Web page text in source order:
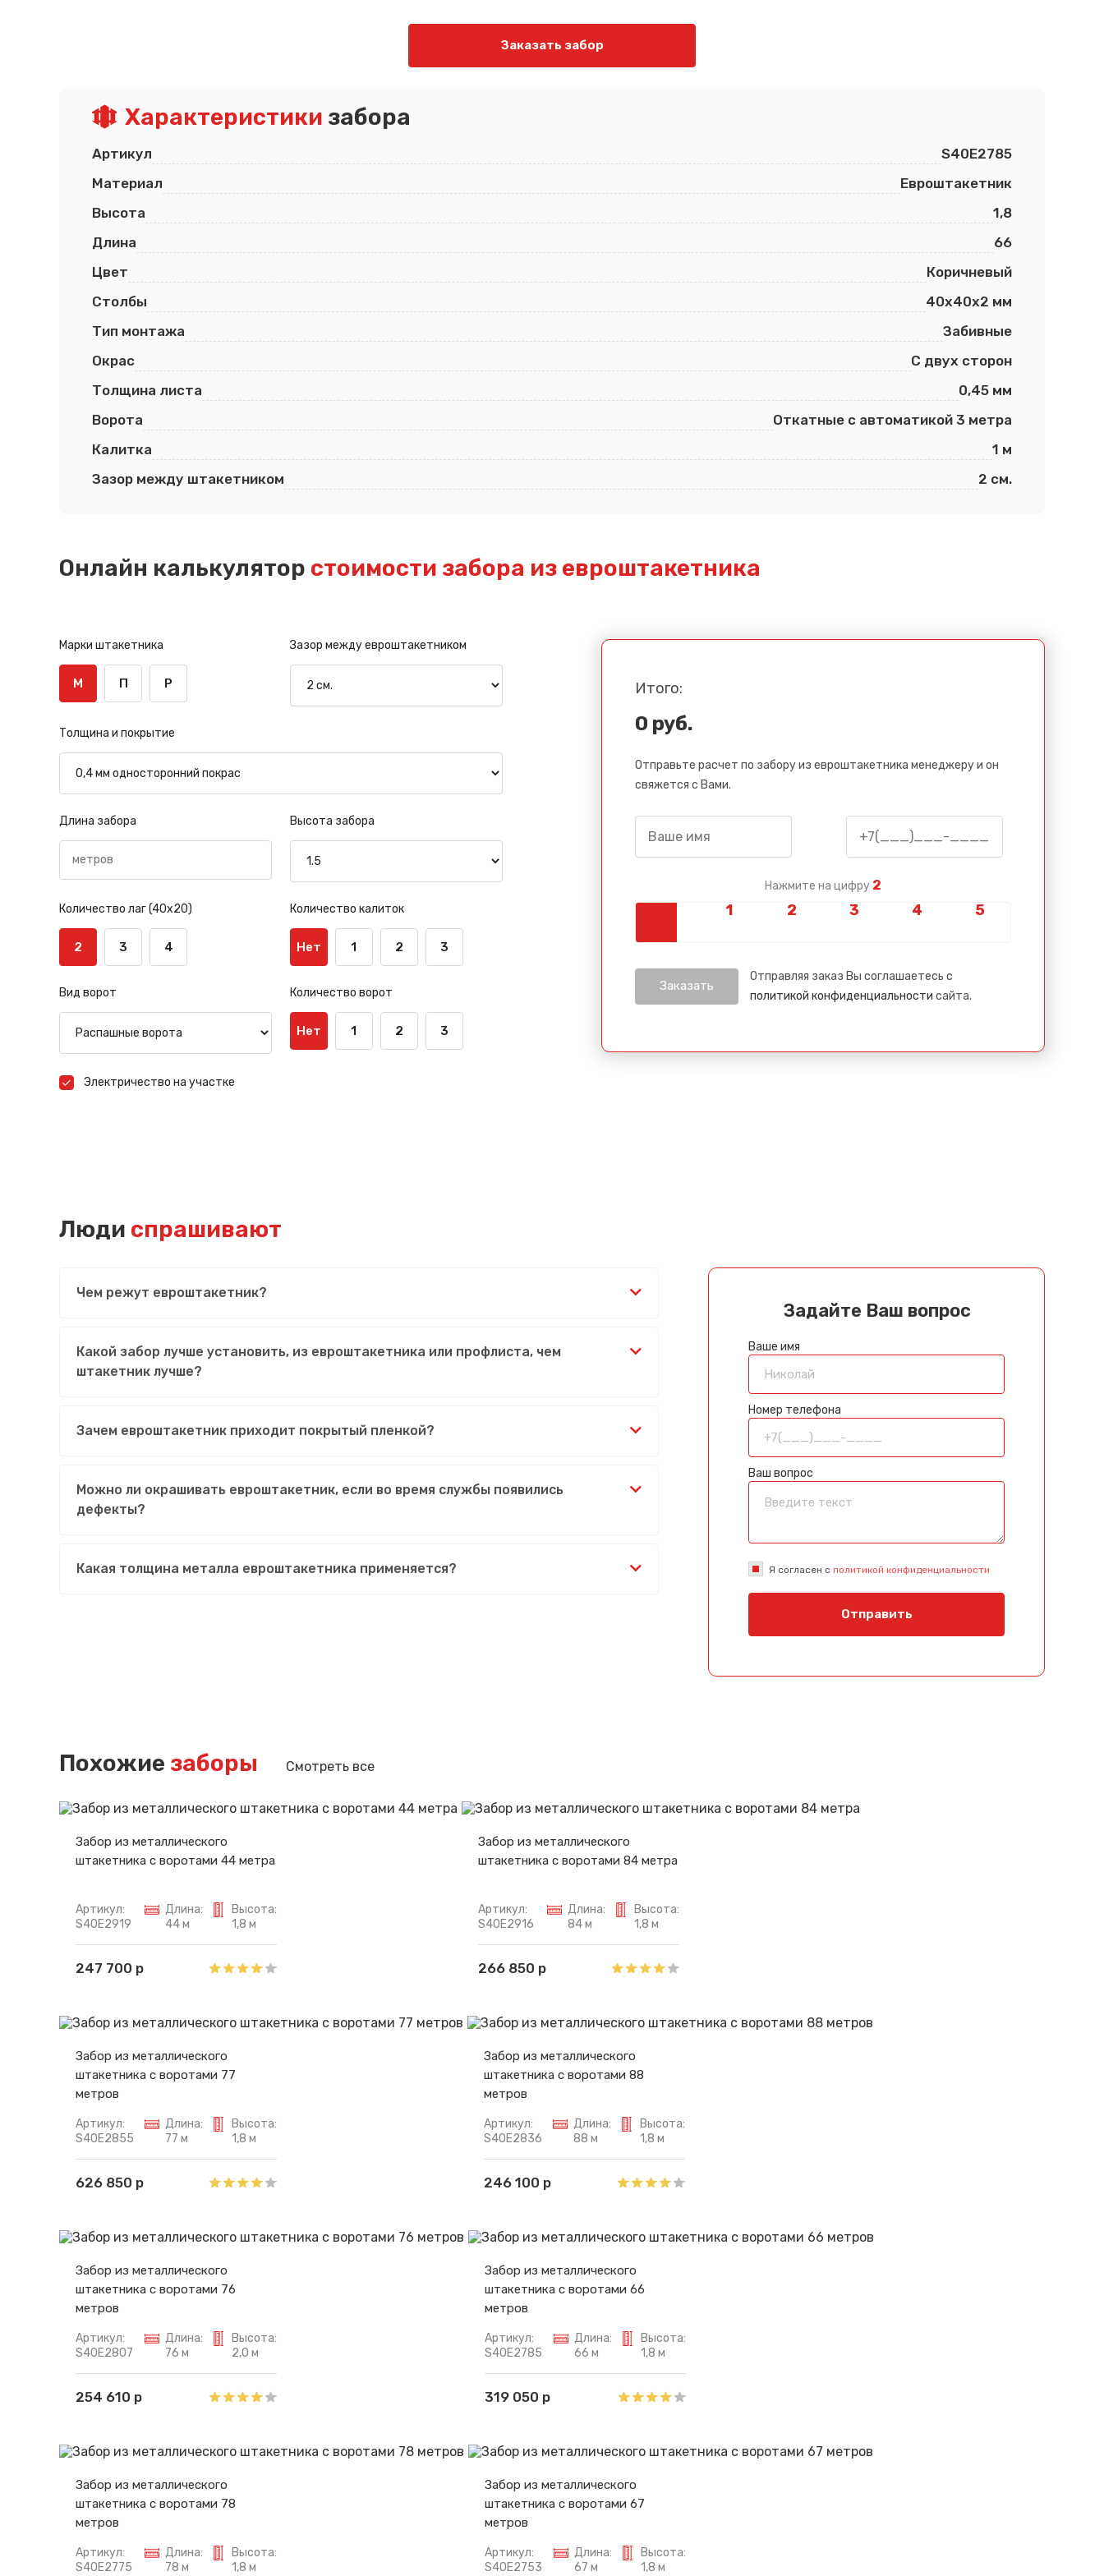
Заказать забор
Характеристики забора
Артикул
S40E2785
Материал
Евроштакетник
Высота
1,8
Длина
66
Цвет
Коричневый
Столбы
40х40х2 мм
Тип монтажа
Забивные
Окрас
С двух сторон
Толщина листа
0,45 мм
Ворота
Откатные с автоматикой 3 метра
Калитка
1 м
Зазор между штакетником
2 см.
Онлайн калькулятор стоимости забора из евроштакетника
Марки штакетника
М П Р
Зазор между евроштакетником
Толщина и покрытие
Длина забора Высота забора
Количество лаг (40х20)
2 3 4
Количество калиток
Нет 1 2 3
Вид ворот Количество ворот
Нет 1 2 3
Электричество на участке
Итого:
0 руб.
Отправьте расчет по забору из евроштакетника менеджеру и он
свяжется с Вами.
Нажмите на цифру 2
Отправляя заказ Вы соглашаетесь с
политикой конфиденциальности сайта.
Люди спрашивают
Чем режут евроштакетник?
Какой забор лучше установить, из евроштакетника или профлиста, чем
штакетник лучше?
Зачем евроштакетник приходит покрытый пленкой?
Можно ли окрашивать евроштакетник, если во время службы появились
дефекты?
Какая толщина металла евроштакетника применяется?
Задайте Ваш вопрос
Ваше имя
Номер телефона
Ваш вопрос
Я согласен с политикой конфиденциальности
Отправить
Похожие заборы Смотреть все
Забор из металлического
штакетника с воротами 44 метра
Артикул:
S40E2919
Длина:
44 м
Высота:
1,8 м
247 700 р
Забор из металлического
штакетника с воротами 84 метра
Артикул:
S40E2916
Длина:
84 м
Высота:
1,8 м
266 850 р
Забор из металлического
штакетника с воротами 77
метров
Артикул:
S40E2855
Длина:
77 м
Высота:
1,8 м
626 850 р
Забор из металлического
штакетника с воротами 88
метров
Артикул:
S40E2836
Длина:
88 м
Высота:
1,8 м
246 100 р
Забор из металлического
штакетника с воротами 76
метров
Артикул:
S40E2807
Длина:
76 м
Высота:
2,0 м
254 610 р
Забор из металлического
штакетника с воротами 66
метров
Артикул:
S40E2785
Длина:
66 м
Высота:
1,8 м
319 050 р
Забор из металлического
штакетника с воротами 78
метров
Артикул:
S40E2775
Длина:
78 м
Высота:
1,8 м
Забор из металлического
штакетника с воротами 67
метров
Артикул:
S40E2753
Длина:
67 м
Высота:
1,8 м
Спасибо за обращение, наш специалист свяжется с Вами.